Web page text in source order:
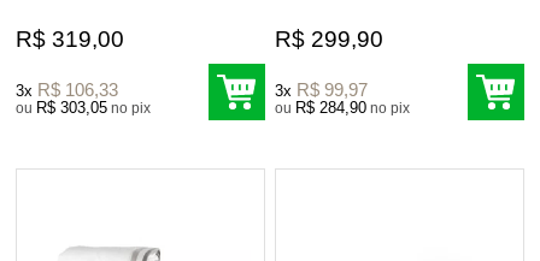
R$ 319,00
3x R$ 106,33
ou R$ 303,05 no pix
R$ 299,90
3x R$ 99,97
ou R$ 284,90 no pix